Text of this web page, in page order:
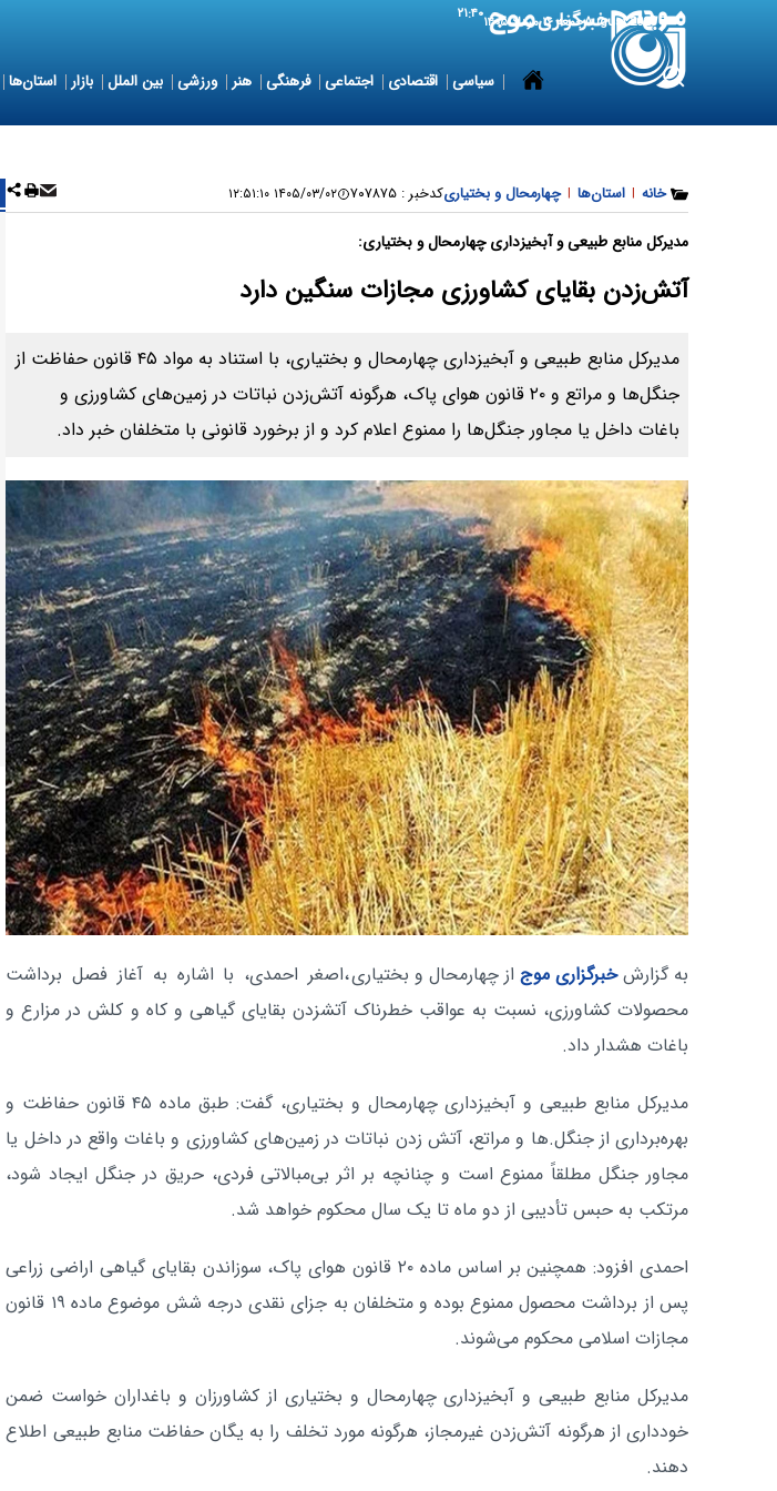
7 August 2026 جمعه ۱۶ مرداد ۱۴۰۵ ۲۱:۴۰
سیاسی اقتصادی اجتماعی فرهنگی هنر ورزشی بین الملل بازار استان‌ها
خانه | استان‌ها | چهارمحال و بختیاریکدخبر : ۷۰۷۸۷۵ ۱۴۰۵/۰۳/۰۲ ۱۲:۵۱:۱۰
مدیرکل منابع طبیعی و آبخیزداری چهارمحال و بختیاری:
آتش‌زدن بقایای کشاورزی مجازات سنگین دارد
مدیرکل منابع طبیعی و آبخیزداری چهارمحال و بختیاری، با استناد به مواد ۴۵ قانون حفاظت از
جنگل‌ها و مراتع و ۲۰ قانون هوای پاک، هرگونه آتش‌زدن نباتات در زمین‌های کشاورزی و
باغات داخل یا مجاور جنگل‌ها را ممنوع اعلام کرد و از برخورد قانونی با متخلفان خبر داد.
به گزارشخبرگزاری موج از چهارمحال و بختیاری،اصغر احمدی، با اشاره به آغاز فصل برداشت
محصولات کشاورزی، نسبت به عواقب خطرناک آتشزدن بقایای گیاهی و کاه و کلش در مزارع و
باغات هشدار داد.
مدیرکل منابع طبیعی و آبخیزداری چهارمحال و بختیاری، گفت: طبق ماده ۴۵ قانون حفاظت و
بهره‌برداری از جنگل.ها و مراتع، آتش زدن نباتات در زمین‌های کشاورزی و باغات واقع در داخل یا
مجاور جنگل مطلقاً ممنوع است و چنانچه بر اثر بی‌مبالاتی فردی، حریق در جنگل ایجاد شود،
مرتکب به حبس تأدیبی از دو ماه تا یک سال محکوم خواهد شد.
احمدی افزود: همچنین بر اساس ماده ۲۰ قانون هوای پاک، سوزاندن بقایای گیاهی اراضی زراعی
پس از برداشت محصول ممنوع بوده و متخلفان به جزای نقدی درجه شش موضوع ماده ۱۹ قانون
مجازات اسلامی محکوم می‌شوند.
مدیرکل منابع طبیعی و آبخیزداری چهارمحال و بختیاری از کشاورزان و باغداران خواست ضمن
خودداری از هرگونه آتش‌زدن غیرمجاز، هرگونه مورد تخلف را به یگان حفاظت منابع طبیعی اطلاع
دهند.